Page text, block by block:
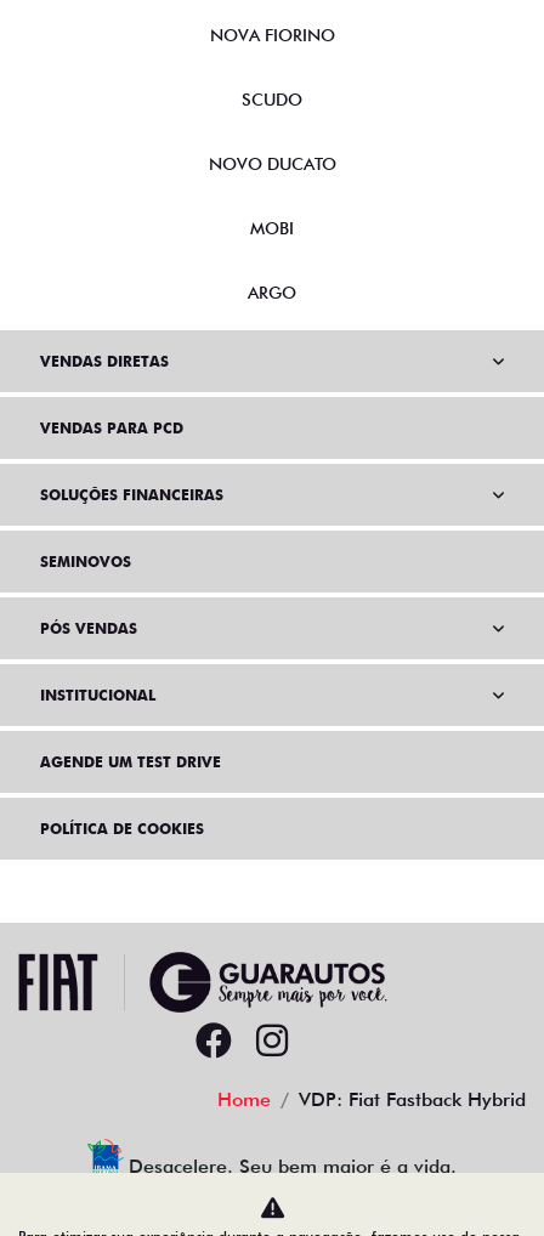
NOVA FIORINO
SCUDO
NOVO DUCATO
MOBI
ARGO
VENDAS DIRETAS
VENDAS PARA PCD
SOLUÇÕES FINANCEIRAS
SEMINOVOS
PÓS VENDAS
INSTITUCIONAL
AGENDE UM TEST DRIVE
POLÍTICA DE COOKIES
Home VDP: Fiat Fastback Hybrid
Desacelere. Seu bem maior é a vida.